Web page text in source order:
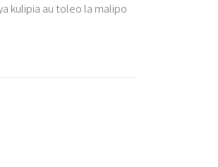
kulipia au toleo la malipo